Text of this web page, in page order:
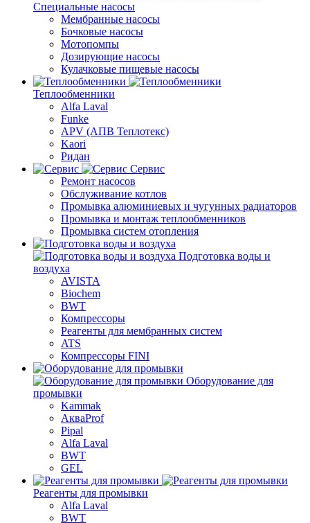
Специальные насосы
Мембранные насосы
Бочковые насосы
Мотопомпы
Дозирующие насосы
Кулачковые пищевые насосы
Теплообменники
Alfa Laval
Funke
APV (АПВ Теплотекс)
Kaori
Ридан
Сервис
Ремонт насосов
Обслуживание котлов
Промывка алюминиевых и чугунных радиаторов
Промывка и монтаж теплообменников
Промывка систем отопления
Подготовка воды и
воздуха
AVISTA
Biochem
BWT
Компрессоры
Реагенты для мембранных систем
ATS
Компрессоры FINI
Оборудование для
промывки
Kammak
АкваProf
Pipal
Alfa Laval
BWT
GEL
Реагенты для промывки
Alfa Laval
BWT